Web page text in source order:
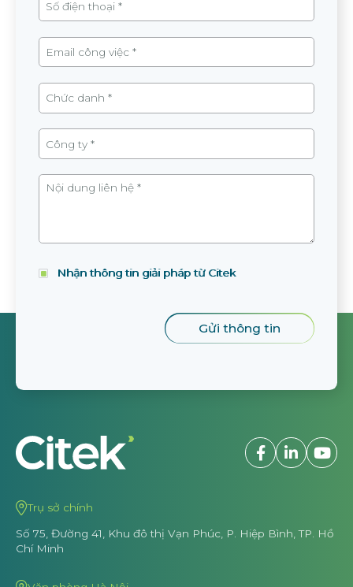
Nhận thông tin giải pháp từ Citek
Trụ sở chính
Số 75, Đường 41, Khu đô thị Vạn Phúc, P. Hiệp Bình, TP. Hồ
Chí Minh